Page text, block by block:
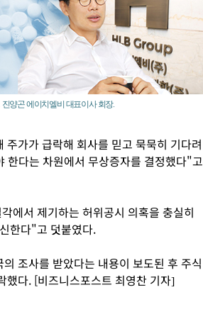
양곤 에이치엘비 대표이사 회장.
가가 급락해 회사를 믿고 묵묵히 기다려
한다는 차원에서 무상증자를 결정했다"고
에서 제기하는 허위공시 의혹을 충실히
한다"고 덧붙였다.
조사를 받았다는 내용이 보도된 후 주식
했다. [비즈니스포스트 최영찬 기자]